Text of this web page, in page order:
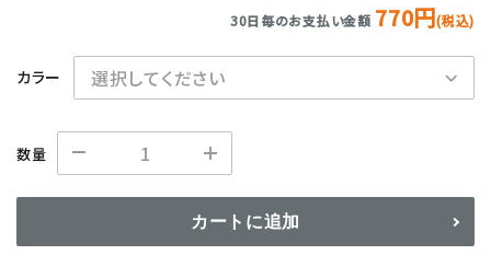
30日毎のお支払い金額 770円(税込)
カラー
数量
カートに追加